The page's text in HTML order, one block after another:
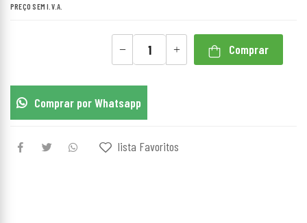
PREÇO SEM I.V.A.
Comprar
Comprar por Whatsapp
lista Favoritos